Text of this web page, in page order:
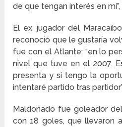
de que tengan interés en
El ex jugador del
reconoció que le gustaría
fue con el Atlante: “en lo
nivel que tuve en el 2007.
presenta y si tengo la
intentaré partido tras
Maldonado fue goleador
con 18 goles, que llevaron